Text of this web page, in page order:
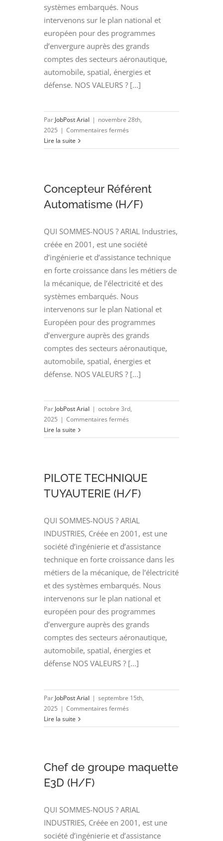
systèmes embarqués. Nous
intervenons sur le plan national et
européen pour des programmes
d’envergure auprès des grands
comptes des secteurs aéronautique,
automobile, spatial, énergies et
défense. NOS VALEURS ? [...]
Par JobPost Arial | novembre 28th,
2025 | Commentaires fermés
Mécanique
Lire la suite
Concepteur Référent
Automatisme (H/F)
QUI SOMMES-NOUS ? ARIAL Industries,
créée en 2001, est une société
d’ingénierie et d’assistance technique
en forte croissance dans les métiers de
la mécanique, de l’électricité et des
systèmes embarqués. Nous
intervenons sur le plan National et
Européen pour des programmes
d’envergure auprès des grands
comptes des secteurs aéronautique,
automobile, spatial, énergies et
défense. NOS VALEURS ? [...]
Par JobPost Arial | octobre 3rd,
2025 | Commentaires fermés
Référent
Lire la suite
PILOTE TECHNIQUE
TUYAUTERIE (H/F)
QUI SOMMES-NOUS ? ARIAL
INDUSTRIES, Créée en 2001, est une
société d’ingénierie et d’assistance
technique en forte croissance dans les
métiers de la mécanique, de l’électricité
et des systèmes embarqués. Nous
intervenons sur le plan national et
européen pour des programmes
d’envergure auprès des grands
comptes des secteurs aéronautique,
automobile, spatial, énergies et
défense NOS VALEURS ? [...]
Par JobPost Arial | septembre 15th,
2025 | Commentaires fermés
TECHNIQUE
Lire la suite
Chef de groupe maquette
E3D (H/F)
QUI SOMMES-NOUS ? ARIAL
INDUSTRIES, Créée en 2001, est une
société d’ingénierie et d’assistance